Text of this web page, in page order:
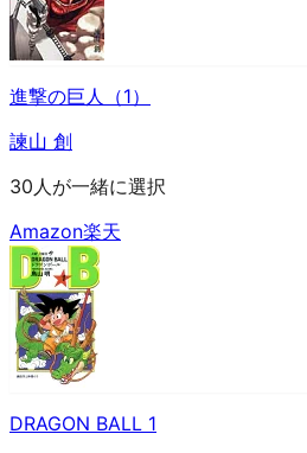
進撃の巨人（1）
諫山 創
30人が一緒に選択
Amazon楽天
DRAGON BALL 1